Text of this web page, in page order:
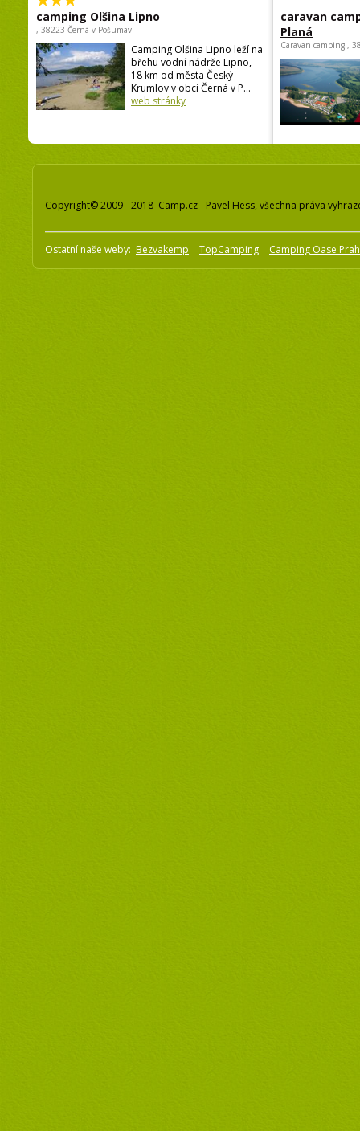
camping Olšina Lipno
, 38223 Černá v Pošumaví
Camping Olšina Lipno leží na
břehu vodní nádrže Lipno,
18 km od města Český
Krumlov v obci Černá v P...
web stránky
caravan
Planá
Caravan camping ,
Copyright© 2009 - 2018 Camp.cz - Pavel Hess, všechna práva
Ostatní naše weby: Bezvakemp TopCamping Camping Oase